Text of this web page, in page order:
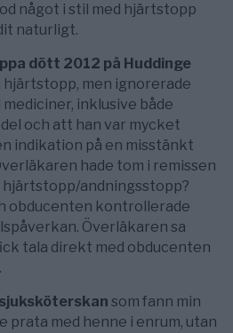
något i stil med hjärtstopp
naturligt.
dött 2012 på Huddinge
men ignorerade
inklusive både
och att han var mycket
indikation på en misstänkt
hade tom i remissen
andningsstopp?
obducenten kontrollerade
Överläkaren sa
tala direkt med obducenten
som fann min
prata med henne i enrum, utan